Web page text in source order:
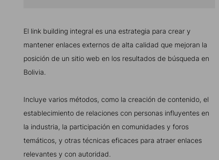
El link building integral es una estrategia para crear y
mantener enlaces externos de alta calidad que mejoran la
posición de un sitio web en los resultados de búsqueda en
Bolivia.
Incluye varios métodos, como la creación de contenido, el
establecimiento de relaciones con personas influyentes en
la industria, la participación en comunidades y foros
temáticos, y otras técnicas eficaces para atraer enlaces
relevantes y con autoridad.